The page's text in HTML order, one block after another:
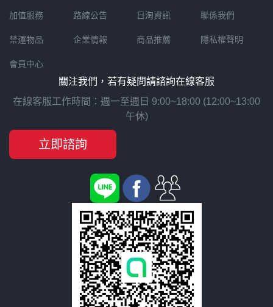
加值服務
禁運物品
會員中心
路線公告
企業情報
日淘資訊
商品推薦
聯係我們
隱私權聲明
關注我們，若有疑問請諮詢在線客服
在線客服工作時間：週一至週日 9:00~18:00 (12:00~13:00
午休)
立即諮詢